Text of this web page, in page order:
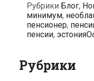
Рубрики Блог,
минимум,
пенсионер,
пенсии, эстония
Рубрики